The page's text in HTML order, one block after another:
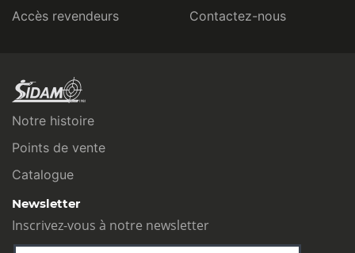
Accès revendeurs Contactez-nous
Notre histoire
Points de vente
Catalogue
Newsletter
Inscrivez-vous à notre newsletter